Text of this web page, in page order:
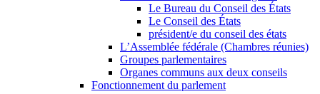
Le Bureau du Conseil des États
Le Conseil des États
président/e du conseil des états
L’Assemblée fédérale (Chambres réunies)
Groupes parlementaires
Organes communs aux deux conseils
Fonctionnement du parlement